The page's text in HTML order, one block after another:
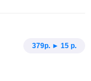
379p. ► 15 р.